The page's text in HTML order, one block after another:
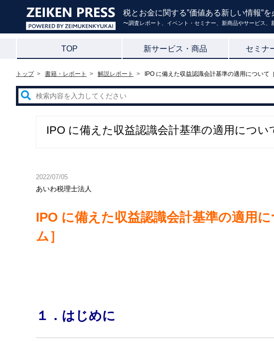
税とお金に関する”価値ある新しい情報”を
〜調査レポート、イベント・セミナー、新商品やサービス
TOP 新サービス・商品 セミナ
トップ 書籍・レポート 解説レポート IPO に備えた収益認識会計基準の適用について
IPO に備えた収益認識会計基準の適用につい
2022/07/05
あいわ税理士法人
IPO に備えた収益認識会計基準の適用
ム］
１．はじめに